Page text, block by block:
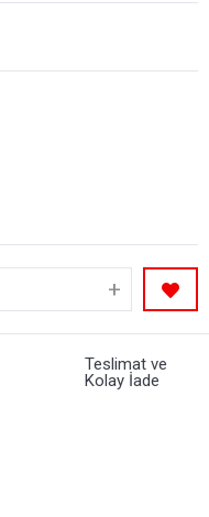
+
Teslimat ve
Kolay İade